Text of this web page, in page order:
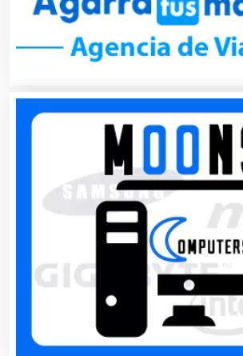
Audio, Sonido e Iluminación
Audios para Eventos
Autobuses
Automatización
Automóviles Nuevos y Usados
Autopartes Eléctricas